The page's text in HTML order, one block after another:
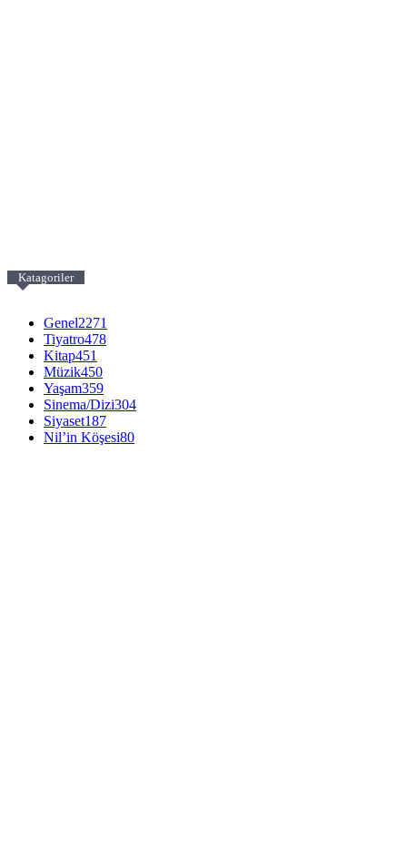
Katagoriler
Genel2271
Tiyatro478
Kitap451
Müzik450
Yaşam359
Sinema/Dizi304
Siyaset187
Nil’in Köşesi80